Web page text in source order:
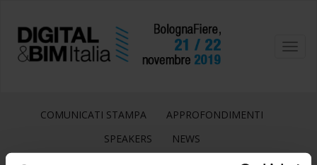
COMUNICATI STAMPA
APPROFONDIMENTI
SPEAKERS
NEWS